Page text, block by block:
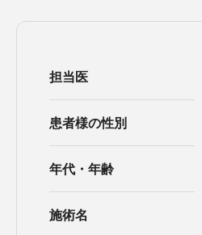
担当医
患者様の性別
年代・年齢
施術名